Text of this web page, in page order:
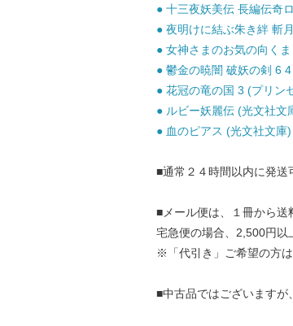
● 十三夜妖美伝 長編伝奇
● 夜明けに結ぶ朱き絆 斬
● 女神さまのお気の向く
● 鬱金の暁闇 破妖の剣 6
● 花冠の竜の国 3 (プリン
● ルビー妖麗伝 (光文社文
● 血のピアス (光文社文庫
■通常２４時間以内に発送
■メール便は、１冊から送
宅急便の場合、2,500円以
※「代引き」ご希望の方は
■中古品ではございますが